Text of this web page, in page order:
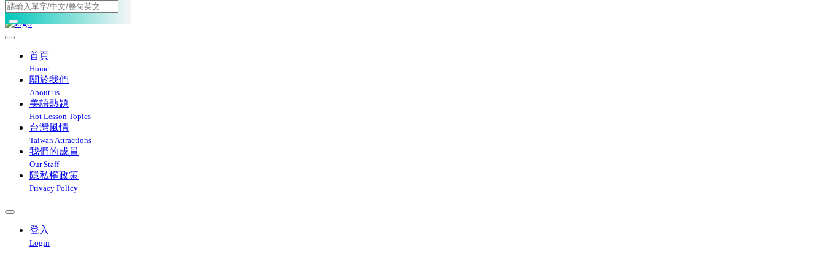
Toggle navigation
首頁
Home
關於我們
About us
美語熱題
Hot Lesson Topics
台灣風情
Taiwan Attractions
我們的成員
Our Staff
隱私權政策
Privacy Policy
登入
Login